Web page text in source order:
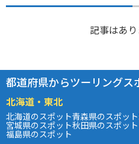
記事はあり
都道府県からツーリングス
北海道・東北
北海道のスポット青森県のスポット
宮城県のスポット秋田県のスポット
福島県のスポット